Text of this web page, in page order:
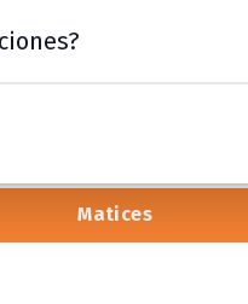
Matices